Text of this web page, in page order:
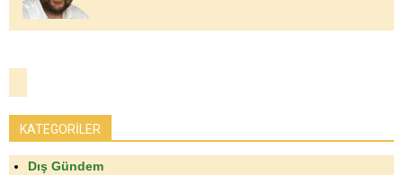
KATEGORİLER
Dış Gündem